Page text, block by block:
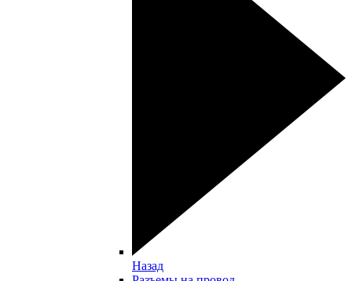
Назад